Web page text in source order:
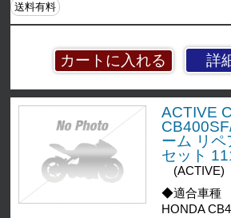
詳
送料有料
ACTIVE
ーム リペ
セット
(ACTIVE)
◆適合車種
HONDA